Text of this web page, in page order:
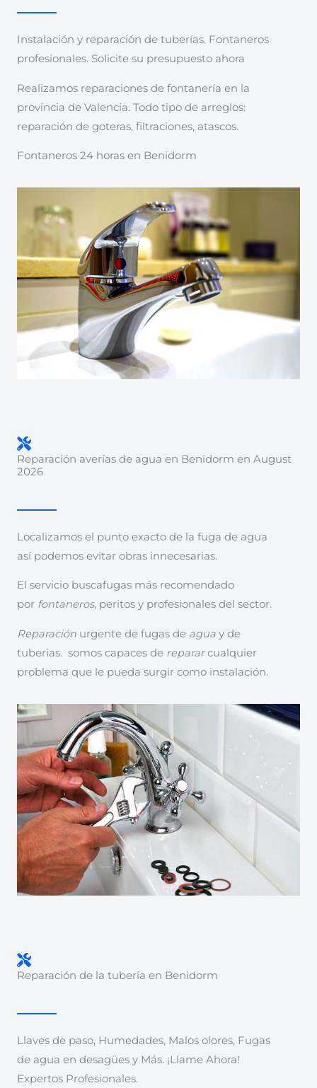
Instalación y reparación de tuberías. Fontaneros
profesionales. Solicite su presupuesto ahora
Realizamos reparaciones de fontanería en la
provincia de Valencia. Todo tipo de arreglos:
reparación de goteras, filtraciones, atascos.
Fontaneros 24 horas en Benidorm
Reparación averías de agua en Benidorm en August
2026
Localizamos el punto exacto de la fuga de agua
así podemos evitar obras innecesarias.
El servicio buscafugas más recomendado
por fontaneros, peritos y profesionales del sector.
Reparación urgente de fugas de agua y de
tuberias. somos capaces de repararcualquier
problema que le pueda surgir como instalación.
Reparación de la tubería en Benidorm
Llaves de paso, Humedades, Malos olores, Fugas
de agua en desagües y Más. ¡Llame Ahora!
Expertos Profesionales.